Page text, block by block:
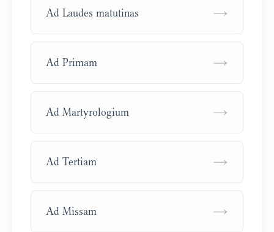
Ad Laudes matutinas →
Ad Primam →
Ad Martyrologium →
Ad Tertiam →
Ad Missam →